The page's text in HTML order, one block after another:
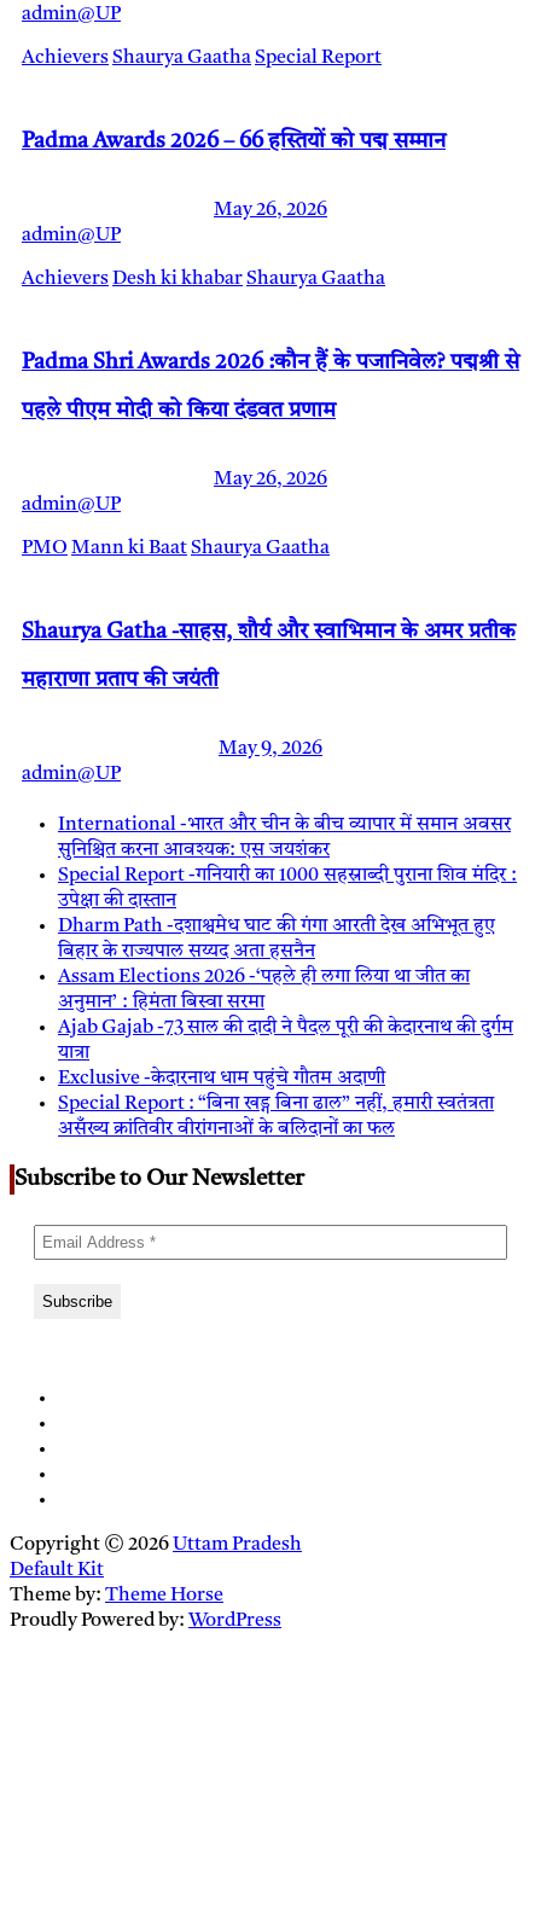
admin@UP
AchieversShaurya GaathaSpecial Report
Padma Awards 2026 – 66 हस्तियों को पद्म सम्मान
May 26, 2026
admin@UP
AchieversDesh ki khabarShaurya Gaatha
Padma Shri Awards 2026 :कौन हैं के पजानिवेल? पद्मश्री से
पहले पीएम मोदी को किया दंडवत प्रणाम
May 26, 2026
admin@UP
PMO Mann ki BaatShaurya Gaatha
Shaurya Gatha -साहस, शौर्य और स्वाभिमान के अमर प्रतीक
महाराणा प्रताप की जयंती
May 9, 2026
admin@UP
International -भारत और चीन के बीच व्यापार में समान अवसर
सुनिश्चित करना आवश्यक: एस जयशंकर
Special Report -गनियारी का 1000 सहस्राब्दी पुराना शिव मंदिर :
उपेक्षा की दास्तान
Dharm Path -दशाश्वमेध घाट की गंगा आरती देख अभिभूत हुए
बिहार के राज्यपाल सय्यद अता हसनैन
Assam Elections 2026 -‘पहले ही लगा लिया था जीत का
अनुमान’ : हिमंता बिस्वा सरमा
Ajab Gajab -73 साल की दादी ने पैदल पूरी की केदारनाथ की दुर्गम
यात्रा
Exclusive -केदारनाथ धाम पहुंचे गौतम अदाणी
Special Report : “बिना खड्ग बिना ढाल” नहीं, हमारी स्वतंत्रता
असँख्य क्रांतिवीर वीरांगनाओं के बलिदानों का फल
Subscribe to Our Newsletter
Copyright © 2026 Uttam Pradesh
Default Kit
Theme by: Theme Horse
Proudly Powered by: WordPress